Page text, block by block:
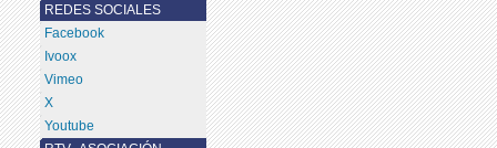
REDES SOCIALES
Facebook
Ivoox
Vimeo
X
Youtube